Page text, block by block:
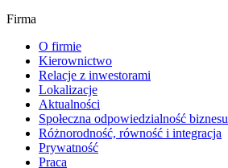
Firma
O firmie
Kierownictwo
Relacje z inwestorami
Lokalizacje
Aktualności
Społeczna odpowiedzialność biznesu
Różnorodność, równość i integracja
Prywatność
Praca